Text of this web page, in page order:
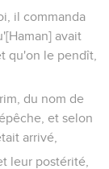
il commanda
avait
qu'on le pendît,
du nom de
et selon
arrivé,
leur postérité,